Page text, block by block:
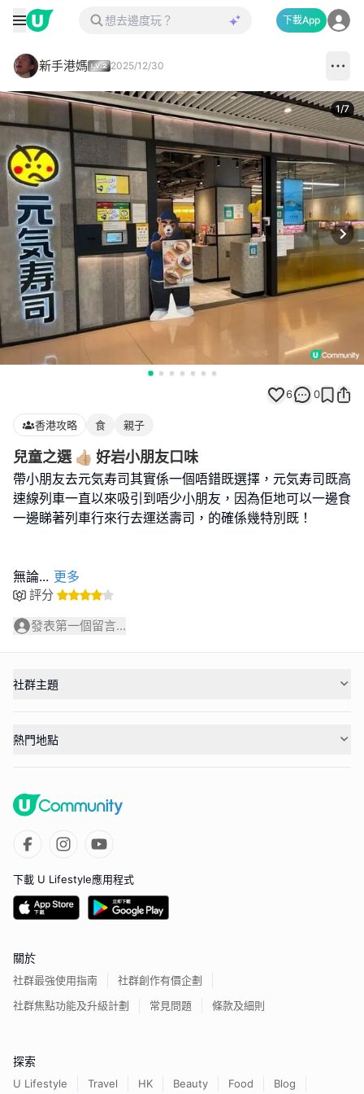
下載App
新手港媽 2025/12/30
1/7
6 0
香港攻略 食 親子
兒童之選 👍🏼 好岩小朋友口味
帶小朋友去元気寿司其實係一個唔錯既選擇，元気寿司既高
速線列車一直以來吸引到唔少小朋友，因為佢地可以一邊食
一邊睇著列車行來行去運送壽司，的確係幾特別既！
無論... 更多
評分
發表第一個留言...
社群主題
熱門地點
下載 U Lifestyle應用程式
關於
社群最強使用指南
社群創作有價企劃
社群焦點功能及升級計劃
常見問題 條款及細則
探索
U Lifestyle Travel HK Beauty Food Blog